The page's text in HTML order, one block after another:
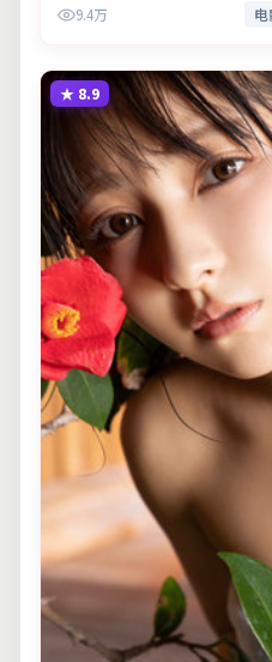
意义。
9.4万 电
★ 8.9